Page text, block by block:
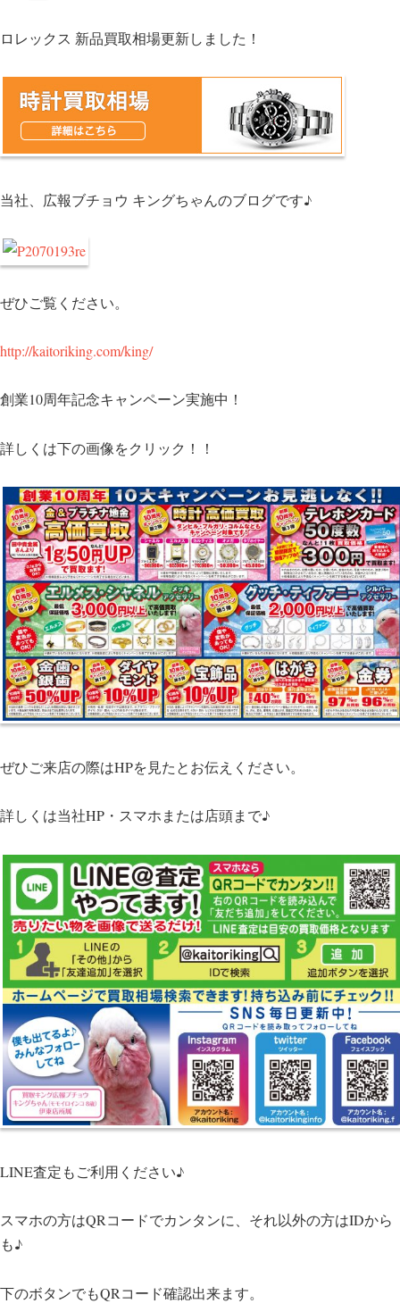
t
t
c
e
o
k
ロレックス 新品買取相場更新しました！
当社、広報ブチョウ キングちゃんのブログです♪
ぜひご覧ください。
http://kaitoriking.com/king/
創業10周年記念キャンペーン実施中！
詳しくは下の画像をクリック！！
ぜひご来店の際はHPを見たとお伝えください。
詳しくは当社HP・スマホまたは店頭まで♪
LINE査定もご利用ください♪
スマホの方はQRコードでカンタンに、それ以外の方はIDから
も♪
下のボタンでもQRコード確認出来ます。